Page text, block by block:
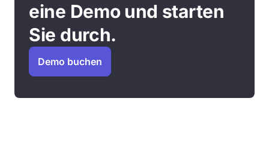
eine Demo und starten
Sie durch.
Demo buchen